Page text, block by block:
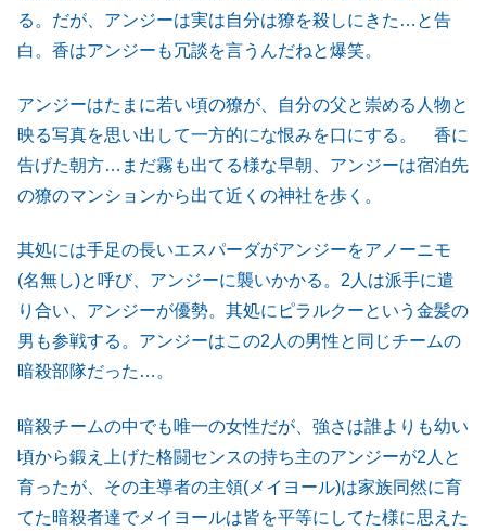
る。だが、アンジーは実は自分は獠を殺しにきた…と告
白。香はアンジーも冗談を言うんだねと爆笑。
アンジーはたまに若い頃の獠が、自分の父と崇める人物と
映る写真を思い出して一方的にな恨みを口にする。 香に
告げた朝方…まだ霧も出てる様な早朝、アンジーは宿泊先
の獠のマンションから出て近くの神社を歩く。
其処には手足の長いエスパーダがアンジーをアノーニモ
(名無し)と呼び、アンジーに襲いかかる。2人は派手に遣
り合い、アンジーが優勢。其処にピラルクーという金髪の
男も参戦する。アンジーはこの2人の男性と同じチームの
暗殺部隊だった…。
暗殺チームの中でも唯一の女性だが、強さは誰よりも幼い
頃から鍛え上げた格闘センスの持ち主のアンジーが2人と
育ったが、その主導者の主領(メイヨール)は家族同然に育
てた暗殺者達でメイヨールは皆を平等にしてた様に思えた